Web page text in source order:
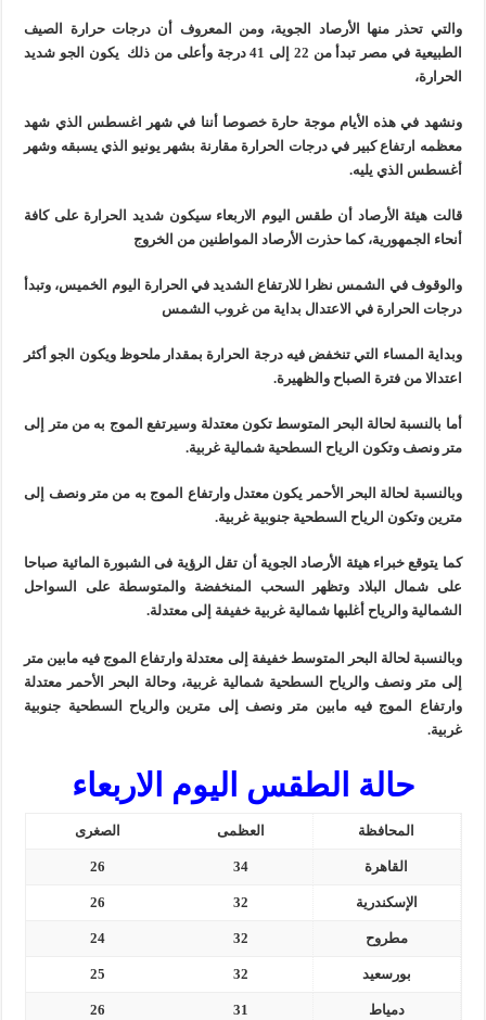
والتي تحذر منها الأرصاد الجوية، ومن المعروف أن درجات حرارة الصيف
الطبيعية في مصر تبدأ من 22 إلى 41 درجة وأعلى من ذلك يكون الجو شديد
الحرارة،
ونشهد في هذه الأيام موجة حارة خصوصا أننا في شهر اغسطس الذي شهد
معظمه ارتفاع كبير في درجات الحرارة مقارنة بشهر يونيو الذي يسبقه وشهر
أغسطس الذي يليه.
قالت هيئة الأرصاد أن طقس اليوم الاربعاء سيكون شديد الحرارة على كافة
أنحاء الجمهورية، كما حذرت الأرصاد المواطنين من الخروج
والوقوف في الشمس نظرا للارتفاع الشديد في الحرارة اليوم الخميس، وتبدأ
درجات الحرارة في الاعتدال بداية من غروب الشمس
وبداية المساء التي تنخفض فيه درجة الحرارة بمقدار ملحوظ ويكون الجو أكثر
اعتدالا من فترة الصباح والظهيرة.
أما بالنسبة لحالة البحر المتوسط تكون معتدلة وسيرتفع الموج به من متر إلى
متر ونصف وتكون الرياح السطحية شمالية غربية.
وبالنسبة لحالة البحر الأحمر يكون معتدل وارتفاع الموج به من متر ونصف إلى
مترين وتكون الرياح السطحية جنوبية غربية.
كما يتوقع خبراء هيئة الأرصاد الجوية أن تقل الرؤية فى الشبورة المائية صباحا
على شمال البلاد وتظهر السحب المنخفضة والمتوسطة على السواحل
الشمالية والرياح أغلبها شمالية غربية خفيفة إلى معتدلة.
وبالنسبة لحالة البحر المتوسط خفيفة إلى معتدلة وارتفاع الموج فيه مابين متر
إلى متر ونصف والرياح السطحية شمالية غربية، وحالة البحر الأحمر معتدلة
وارتفاع الموج فيه مابين متر ونصف إلى مترين والرياح السطحية جنوبية
غربية.
حالة الطقس اليوم الاربعاء
المحافظة العظمى الصغرى
القاهرة 34
26
الإسكندرية 32
26
مطروح 32
24
بورسعيد 32
25
دمياط 31
26